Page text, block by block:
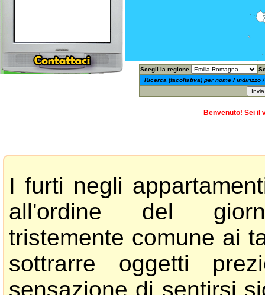
Scegli la regione
Ricerca (facoltativa) per nome / indirizzo
Benvenuto! Sei il
I furti negli
all'ordine del
tristemente comune ai
sottrarre oggetti
sensazione di sentirsi